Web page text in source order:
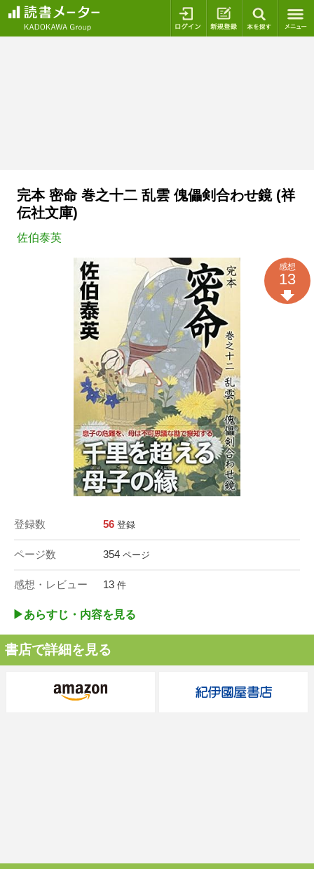
ログイン 新規登録
完本 密命 巻之十二 乱雲 傀儡剣合わせ鏡 (祥
伝社文庫)
佐伯泰英
登録数 56 登録
ページ数 354 ページ
感想・レビュー 13 件
感想
13
▶︎あらすじ・内容を見る
書店で詳細を見る